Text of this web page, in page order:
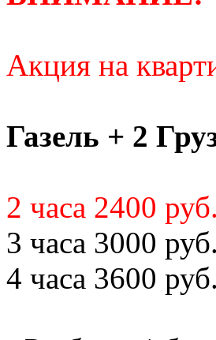
Акция на
Газель + 2
2 часа 2400 руб.
3 часа 3000 руб.
4 часа 3600 руб.